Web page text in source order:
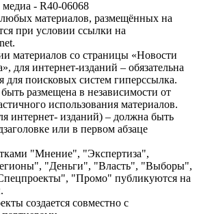
- R40-06068
материалов, размещённых на
при условии ссылки на
материалов со страницы «Новости
для интернет-изданий – обязательна
для поисковых систем гиперссылка.
размещена в независимости от
использования материалов.
интернет- изданий) – должна быть
или в первом абзаце
"Мнение", "Экспертиза",
"Деньги", "Власть", "Выборы",
"Промо" публикуются на
создается совместно с